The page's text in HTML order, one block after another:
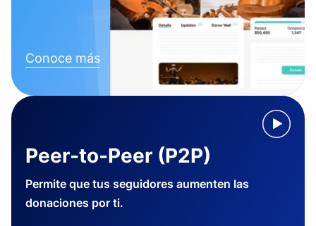
Conoce más
Peer-to-Peer (P2P)
Permite que tus seguidores aumenten las
donaciones por ti.